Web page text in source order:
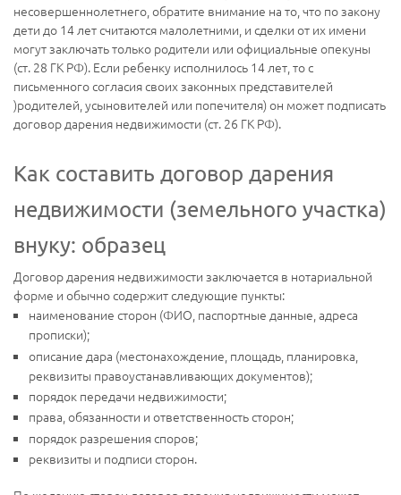
несовершеннолетнего, обратите внимание на то, что по закону
дети до 14 лет считаются малолетними, и сделки от их имени
могут заключать только родители или официальные опекуны
(ст. 28 ГК РФ). Если ребенку исполнилось 14 лет, то с
письменного согласия своих законных представителей
)родителей, усыновителей или попечителя) он может подписать
договор дарения недвижимости (ст. 26 ГК РФ).
Как составить договор дарения
недвижимости (земельного участка)
внуку: образец
Договор дарения недвижимости заключается в нотариальной
форме и обычно содержит следующие пункты:
наименование сторон (ФИО, паспортные данные, адреса
прописки);
описание дара (местонахождение, площадь, планировка,
реквизиты правоустанавливающих документов);
порядок передачи недвижимости;
права, обязанности и ответственность сторон;
порядок разрешения споров;
реквизиты и подписи сторон.